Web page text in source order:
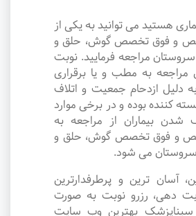
هستید می توانید به یکی از
و فوق تخصص گوش، حلق و
مراجعه فرمایید. نوبت
به مطب و یا برقراری
دلیل ازدحام جمعیت و اتلاف
کننده بوده و در برخی موارد
بیماران از مراجعه به
و فوق تخصص گوش، حلق و
می شود.
آسان ترین و پرطرفدارترین
دهی، رزرو نوبت به صورت
سیناپزشک بهترین وب سایت